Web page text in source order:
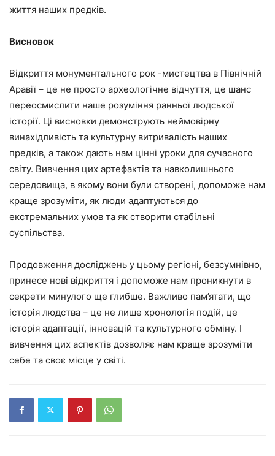
життя наших предків.
Висновок
Відкриття монументального рок -мистецтва в Північній
Аравії – це не просто археологічне відчуття, це шанс
переосмислити наше розуміння ранньої людської
історії. Ці висновки демонструють неймовірну
винахідливість та культурну витривалість наших
предків, а також дають нам цінні уроки для сучасного
світу. Вивчення цих артефактів та навколишнього
середовища, в якому вони були створені, допоможе нам
краще зрозуміти, як люди адаптуються до
екстремальних умов та як створити стабільні
суспільства.
Продовження досліджень у цьому регіоні, безсумнівно,
принесе нові відкриття і допоможе нам проникнути в
секрети минулого ще глибше. Важливо пам’ятати, що
історія людства – це не лише хронологія подій, це
історія адаптації, інновацій та культурного обміну. І
вивчення цих аспектів дозволяє нам краще зрозуміти
себе та своє місце у світі.